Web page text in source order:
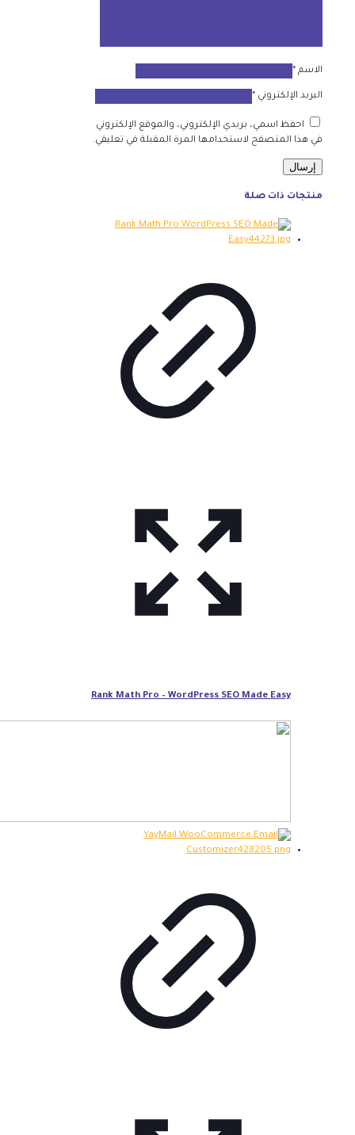
الاسم *
البريد الإلكتروني *
احفظ اسمي، بريدي الإلكتروني، والموقع الإلكتروني
في هذا المتصفح لاستخدامها المرة المقبلة في تعليقي.
منتجات ذات صلة
Rank Math Pro – WordPress SEO Made Easy